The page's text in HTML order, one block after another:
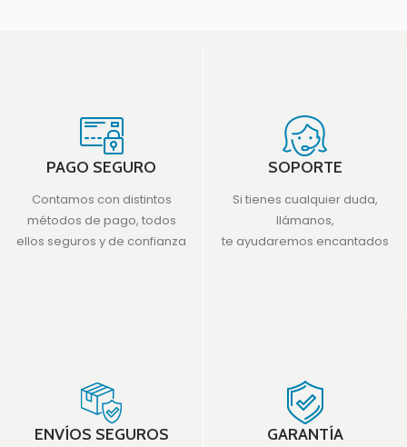
PAGO SEGURO
Contamos con distintos
métodos de pago, todos
ellos seguros y de confianza
SOPORTE
Si tienes cualquier duda,
llámanos,
te ayudaremos encantados
ENVÍOS SEGUROS GARANTÍA